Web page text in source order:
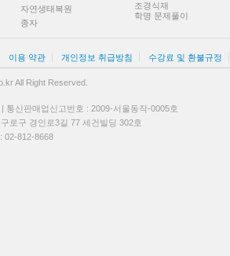
자연생태복원
종자
조경식재
학명 문제풀이
이용 약관 개인정보 취급방침 수강료 및 환불규정
All Right Reserved.
통신판매업신고번호 : 2009-서울동작-0005호
로구 경인로3길 77 세건빌딩 302호
02-812-8668